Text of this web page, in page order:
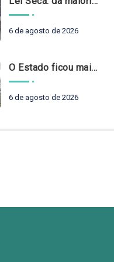
6 de agosto de 2026
O Estado ficou mais complexo. O controle precisa acompanhar
6 de agosto de 2026